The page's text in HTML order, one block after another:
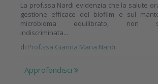
La prof.ssa Nardi evidenzia che la salute
gestione efficace del biofilm e sul
microbioma equilibrato, non
indiscriminata...
di Prof.ssa Gianna Maria Nardi
Approfondisci